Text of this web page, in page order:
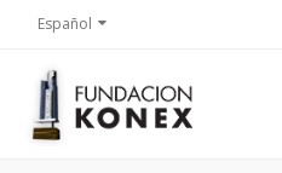
Español